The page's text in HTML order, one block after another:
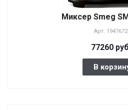
Миксер Smeg
Арт.
77260
В